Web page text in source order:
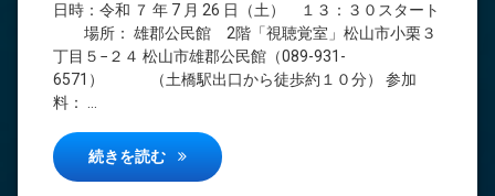
日時：令和 ７ 年 7 月 26 日（土） １３：３０スタート
場所： 雄郡公民館 2階「視聴覚室」松山市小栗３
丁目５−２４ 松山市雄郡公民館（089-931-
6571） （土橋駅出口から徒歩約１０分） 参加
料： …
続きを読む 7月 オカリナ喫茶（雄郡公民館）